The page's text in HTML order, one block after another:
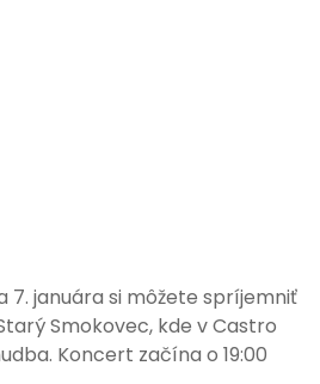
7. januára si môžete spríjemniť
Smokovec, kde v Castro
Koncert začína o 19:00